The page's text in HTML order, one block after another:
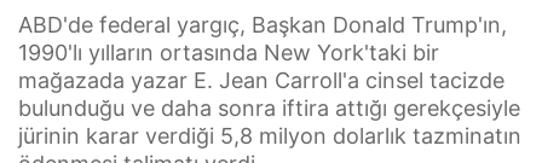
ABD'de federal yargıç, Başkan Donald Trump'ın,
1990'lı yılların ortasında New York'taki bir
mağazada yazar E. Jean Carroll'a cinsel tacizde
bulunduğu ve daha sonra iftira attığı gerekçesiyle
jürinin karar verdiği 5,8 milyon dolarlık tazminatın